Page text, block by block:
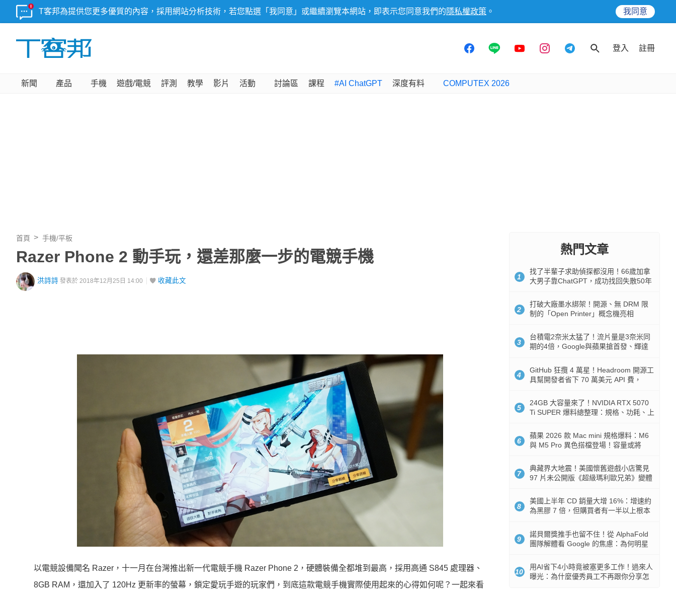
T客邦為提供您更多優質的內容，採用網站分析技術，若您點選「我同意」或繼續瀏覽本網站，即表示您同意我們的 隱私權政策 。 我同意
登入 註冊
新聞 產品 手機 遊戲/電競 評測 教學 影片 活動 討論區 課程 #AI ChatGPT 深度有料 COMPUTEX 2026
首頁 手機/平板
Razer Phone 2 動手玩，還差那麼一步的電競手機
洪詩詩 發表於 2018年12月25日 14:00 收藏此文
以電競設備聞名 Razer，十一月在台灣推出新一代電競手機 Razer Phone 2，硬體裝備全都堆到最高，採用高通 S845 處理器、
8GB RAM，還加入了 120Hz 更新率的螢幕，鎖定愛玩手遊的玩家們，到底這款電競手機實際使用起來的心得如何呢？一起來看
熱門文章
1
找了半輩子求助偵探都沒用！66歲加拿
大男子靠ChatGPT，成功找回失散50年
2
打破大廠墨水綁架！開源、無 DRM 限
制的「Open Printer」概念機亮相
3
台積電2奈米太猛了！流片量是3奈米同
期的4倍，Google與蘋果搶首發、輝達
4
GitHub 狂攬 4 萬星！Headroom 開源工
具幫開發者省下 70 萬美元 API 費，
5
24GB 大容量來了！NVIDIA RTX 5070
Ti SUPER 爆料總整理：規格、功耗、上
6
蘋果 2026 款 Mac mini 規格爆料：M6
與 M5 Pro 異色搭檔登場！容量或將
7
典藏界大地震！美國懷舊遊戲小店驚見
97 片未公開版《超級瑪利歐兄弟》變體
8
美國上半年 CD 銷量大增 16%：增速約
為黑膠 7 倍，但購買者有一半以上根本
9
諾貝爾獎推手也留不住！從 AlphaFold
團隊解體看 Google 的焦慮：為何明星
10
用AI省下4小時竟被塞更多工作！過來人
曝光：為什麼優秀員工不再跟你分享怎